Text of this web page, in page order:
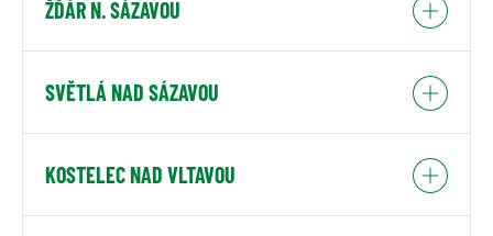
ŽĎÁR N. SÁZAVOU
SVĚTLÁ NAD SÁZAVOU
KOSTELEC NAD VLTAVOU